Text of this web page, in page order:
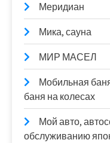
Меридиан
Мика, сауна
МИР МАСЕЛ
Мобильная
баня на колесах
Мой авто,
обслуживанию